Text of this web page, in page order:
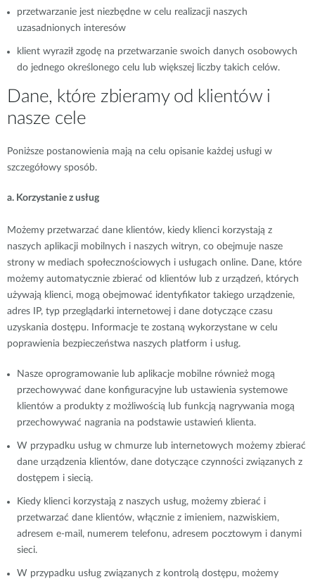
przetwarzanie jest niezbędne w celu realizacji naszych
uzasadnionych interesów
klient wyraził zgodę na przetwarzanie swoich danych osobowych
do jednego określonego celu lub większej liczby takich celów.
Dane, które zbieramy od klientów i
nasze cele
Poniższe postanowienia mają na celu opisanie każdej usługi w
szczegółowy sposób.
a. Korzystanie z usług
Możemy przetwarzać dane klientów, kiedy klienci korzystają z
naszych aplikacji mobilnych i naszych witryn, co obejmuje nasze
strony w mediach społecznościowych i usługach online. Dane, które
możemy automatycznie zbierać od klientów lub z urządzeń, których
używają klienci, mogą obejmować identyfikator takiego urządzenie,
adres IP, typ przeglądarki internetowej i dane dotyczące czasu
uzyskania dostępu. Informacje te zostaną wykorzystane w celu
poprawienia bezpieczeństwa naszych platform i usług.
Nasze oprogramowanie lub aplikacje mobilne również mogą
przechowywać dane konfiguracyjne lub ustawienia systemowe
klientów a produkty z możliwością lub funkcją nagrywania mogą
przechowywać nagrania na podstawie ustawień klienta.
W przypadku usług w chmurze lub internetowych możemy zbierać
dane urządzenia klientów, dane dotyczące czynności związanych z
dostępem i siecią.
Kiedy klienci korzystają z naszych usług, możemy zbierać i
przetwarzać dane klientów, włącznie z imieniem, nazwiskiem,
adresem e-mail, numerem telefonu, adresem pocztowym i danymi
sieci.
W przypadku usług związanych z kontrolą dostępu, możemy